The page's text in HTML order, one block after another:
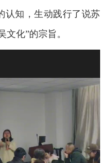
认知，生动践行了说苏
文化”的宗旨。